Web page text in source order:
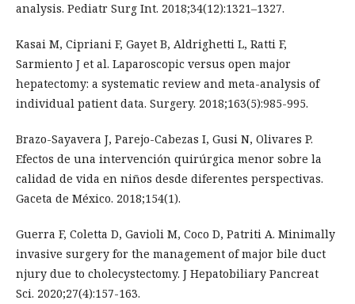
analysis. Pediatr Surg Int. 2018;34(12):1321–1327.
Kasai M, Cipriani F, Gayet B, Aldrighetti L, Ratti F,
Sarmiento J et al. Laparoscopic versus open major
hepatectomy: a systematic review and meta-analysis of
individual patient data. Surgery. 2018;163(5):985-995.
Brazo-Sayavera J, Parejo-Cabezas I, Gusi N, Olivares P.
Efectos de una intervención quirúrgica menor sobre la
calidad de vida en niños desde diferentes perspectivas.
Gaceta de México. 2018;154(1).
Guerra F, Coletta D, Gavioli M, Coco D, Patriti A. Minimally
invasive surgery for the management of major bile duct
njury due to cholecystectomy. J Hepatobiliary Pancreat
Sci. 2020;27(4):157-163.